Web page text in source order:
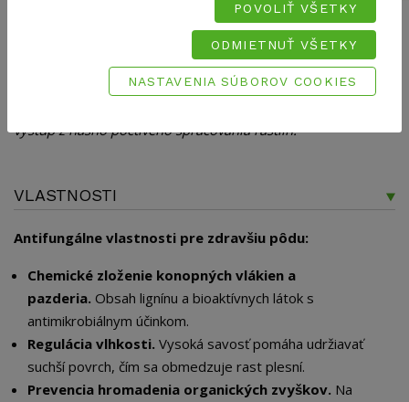
VYROBENÉ Z TECHNICKÉHO KONOPE
výstup z nášho poctivého spracovania rastlín.
VLASTNOSTI
Antifungálne vlastnosti pre zdravšiu pôdu:
Chemické zloženie konopných vlákien a
pazderia. Obsah lignínu a bioaktívnych látok s
antimikrobiálnym účinkom.
Regulácia vlhkosti. Vysoká savosť pomáha udržiavať
suchší povrch, čím sa obmedzuje rast plesní.
Prevencia hromadenia organických zvyškov. Na
POVOLIŤ VŠETKY
ODMIETNUŤ VŠETKY
NASTAVENIA SÚBOROV COOKIES